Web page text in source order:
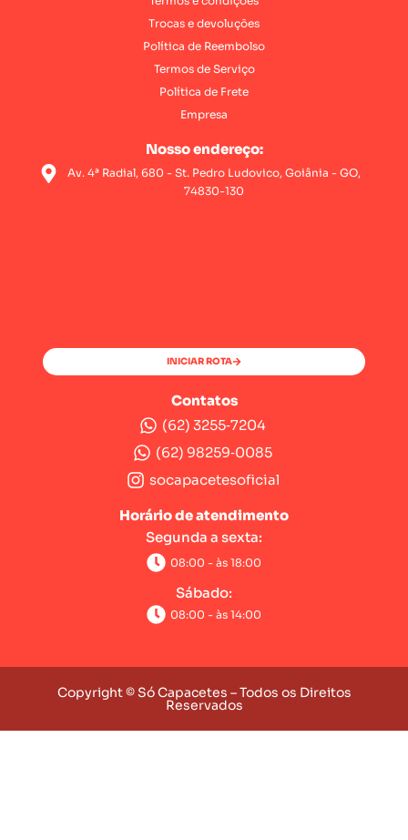
Trocas e devoluções
Política de Reembolso
Termos de Serviço
Política de Frete
Empresa
Nosso endereço:
Av. 4ª Radial, 680 - St. Pedro Ludovico, Goiânia - GO,
74830-130
INICIAR ROTA
Contatos
(62) 3255‑7204‬
(62) 98259‑0085‬
socapacetesoficial
Horário de atendimento
Segunda a sexta:
08:00 - às 18:00
Sábado:
08:00 - às 14:00
Copyright © Só Capacetes – Todos os Direitos
Reservados